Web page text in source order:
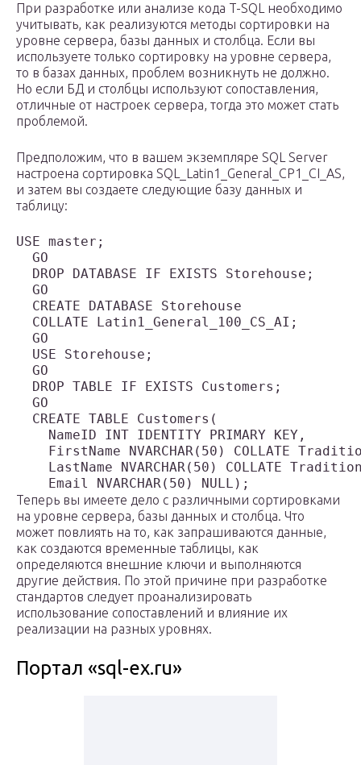
При разработке или анализе кода T-SQL необходимо
учитывать, как реализуются методы сортировки на
уровне сервера, базы данных и столбца. Если вы
используете только сортировку на уровне сервера,
то в базах данных, проблем возникнуть не должно.
Но если БД и столбцы используют сопоставления,
отличные от настроек сервера, тогда это может стать
проблемой.
Предположим, что в вашем экземпляре SQL Server
настроена сортировка SQL_Latin1_General_CP1_CI_AS,
и затем вы создаете следующие базу данных и
таблицу:
USE master;
  GO
  DROP DATABASE IF EXISTS Storehouse;
  GO
  CREATE DATABASE Storehouse
  COLLATE Latin1_General_100_CS_AI;
  GO
  USE Storehouse;
  GO
  DROP TABLE IF EXISTS Customers;
  GO
  CREATE TABLE Customers(
    NameID INT IDENTITY PRIMARY KEY,
FirstName NVARCHAR(50) COLLATE
LastName NVARCHAR(50) COLLATE
    Email NVARCHAR(50) NULL);
Теперь вы имеете дело с различными сортировками
на уровне сервера, базы данных и столбца. Что
может повлиять на то, как запрашиваются данные,
как создаются временные таблицы, как
определяются внешние ключи и выполняются
другие действия. По этой причине при разработке
стандартов следует проанализировать
использование сопоставлений и влияние их
реализации на разных уровнях.
Портал «sql-ex.ru»